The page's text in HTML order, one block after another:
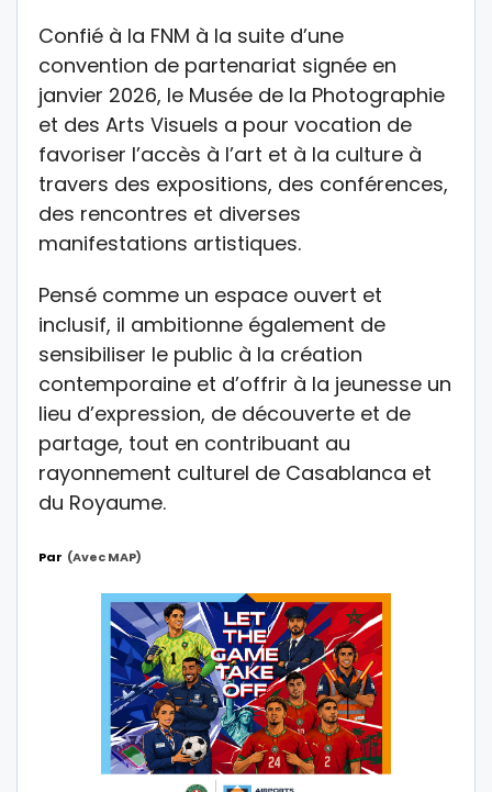
Confié à la FNM à la suite d’une
convention de partenariat signée en
janvier 2026, le Musée de la Photographie
et des Arts Visuels a pour vocation de
favoriser l’accès à l’art et à la culture à
travers des expositions, des conférences,
des rencontres et diverses
manifestations artistiques.
Pensé comme un espace ouvert et
inclusif, il ambitionne également de
sensibiliser le public à la création
contemporaine et d’offrir à la jeunesse un
lieu d’expression, de découverte et de
partage, tout en contribuant au
rayonnement culturel de Casablanca et
du Royaume.
Par (Avec MAP)